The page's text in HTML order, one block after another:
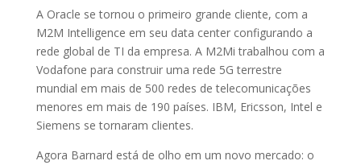
A Oracle se tornou o primeiro grande cliente, com a
M2M Intelligence em seu data center configurando a
rede global de TI da empresa. A M2Mi trabalhou com a
Vodafone para construir uma rede 5G terrestre
mundial em mais de 500 redes de telecomunicações
menores em mais de 190 países. IBM, Ericsson, Intel e
Siemens se tornaram clientes.
Agora Barnard está de olho em um novo mercado: o